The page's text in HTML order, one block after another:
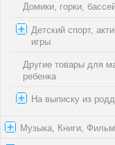
Домики, горки,
Детский спорт,
игры
Другие товары для
ребенка
На выписку из
Музыка, Книги,